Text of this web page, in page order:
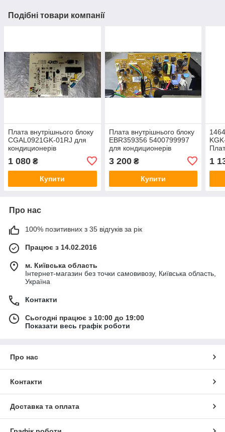
Подібні товари компанії
Плата внутрішнього блоку
CGAL0921GK-01RJ для
кондиционерів
1 080 ₴
Купити
Плата внутрішнього блоку
EBR359356 5400799997
для кондиционерів
3 200₴
Купити
1
Про нас
100% позитивних з 35 відгуків за рік
Працює з 14.02.2016
м. Київська область
Інтернет-магазин без точки самовивозу, Київська область,
Україна
Контакти
Сьогодні працює з 10:00 до 19:00
Показати весь графік роботи
Про нас
Контакти
Доставка та оплата